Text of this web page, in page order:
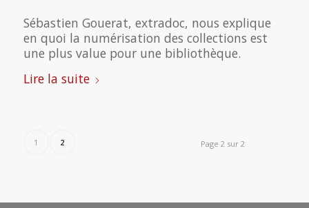
Sébastien Gouerat, extradoc, nous explique
en quoi la numérisation des collections est
une plus value pour une bibliothèque.
Lire la suite
Page 2 sur 2
1 2